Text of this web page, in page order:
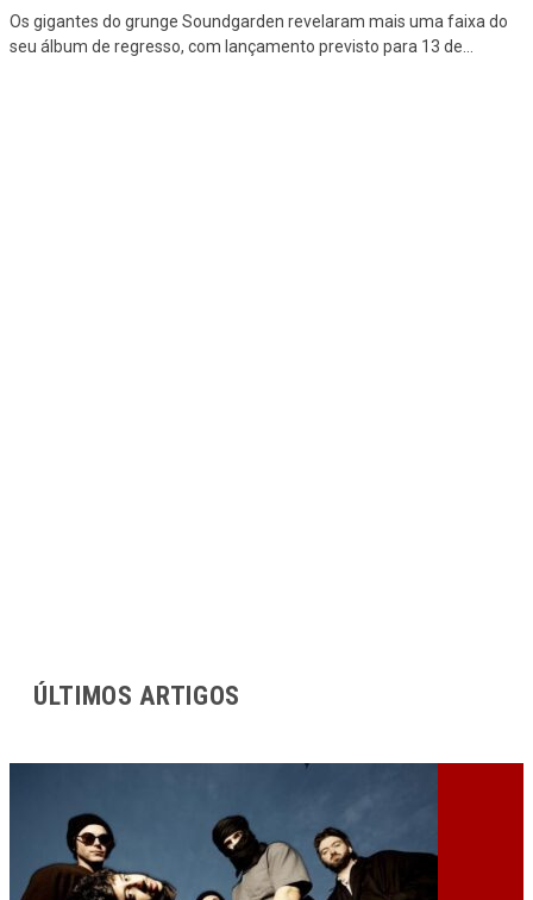
Os gigantes do grunge Soundgarden revelaram mais uma faixa do
seu álbum de regresso, com lançamento previsto para 13 de...
ÚLTIMOS ARTIGOS